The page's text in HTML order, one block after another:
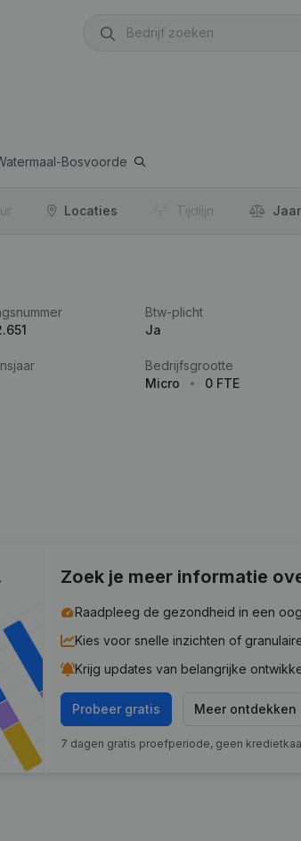
Bosvoorde
Locaties Tijdlijn
Btw-plicht
Ja
Bedrijfsgrootte
Micro
0 FTE
Zoek je meer informatie
Raadpleeg de gezondheid in een
Kies voor snelle inzichten of
Krijg updates van belangrijke
Probeer gratis Meer ontdekken
7 dagen gratis proefperiode, geen